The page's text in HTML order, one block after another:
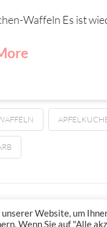
Waffeln Es ist
Website, um
Wenn Sie auf "Alle